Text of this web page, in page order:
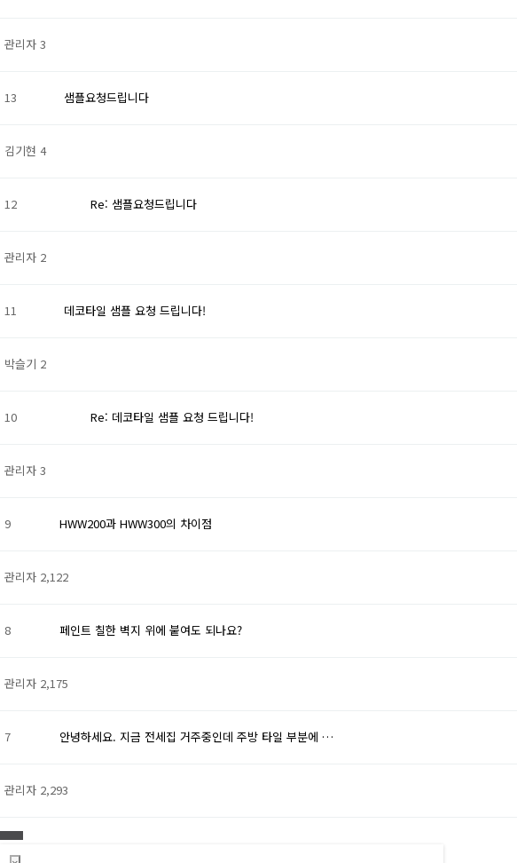
관리자 3
13 샘플요청드립니다
김기현 4
12 Re: 샘플요청드립니다
관리자 2
11 데코타일 샘플 요청 드립니다!
박슬기 2
10 Re: 데코타일 샘플 요청 드립니다!
관리자 3
9 HWW200과 HWW300의 차이점
관리자 2,122
8 페인트 칠한 벽지 위에 붙여도 되나요?
관리자 2,175
7 안녕하세요. 지금 전세집 거주중인데 주방 타일 부분에 …
관리자 2,293